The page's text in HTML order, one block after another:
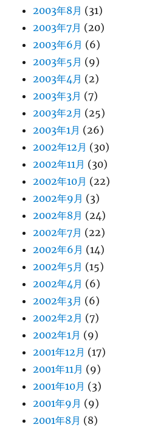
2003年8月 (31)
2003年7月 (20)
2003年6月 (6)
2003年5月 (9)
2003年4月 (2)
2003年3月 (7)
2003年2月 (25)
2003年1月 (26)
2002年12月 (30)
2002年11月 (30)
2002年10月 (22)
2002年9月 (3)
2002年8月 (24)
2002年7月 (22)
2002年6月 (14)
2002年5月 (15)
2002年4月 (6)
2002年3月 (6)
2002年2月 (7)
2002年1月 (9)
2001年12月 (17)
2001年11月 (9)
2001年10月 (3)
2001年9月 (9)
2001年8月 (8)